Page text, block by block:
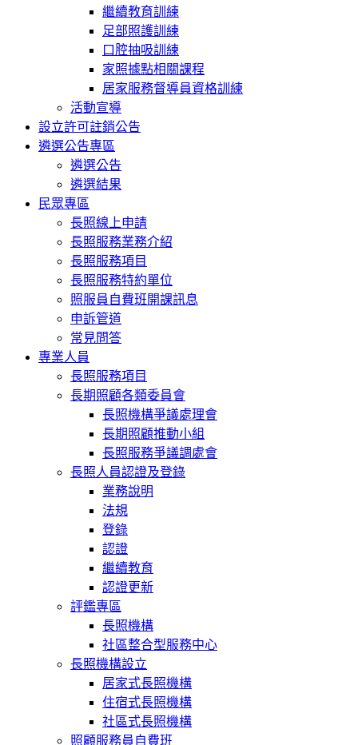
繼續教育訓練
足部照護訓練
口腔抽吸訓練
家照據點相關課程
居家服務督導員資格訓練
活動宣導
設立許可註銷公告
遴選公告專區
遴選公告
遴選結果
民眾專區
長照線上申請
長照服務業務介紹
長照服務項目
長照服務特約單位
照服員自費班開課訊息
申訴管道
常見問答
專業人員
長照服務項目
長期照顧各類委員會
長照機構爭議處理會
長期照顧推動小組
長照服務爭議調處會
長照人員認證及登錄
業務說明
法規
登錄
認證
繼續教育
認證更新
評鑑專區
長照機構
社區整合型服務中心
長照機構設立
居家式長照機構
住宿式長照機構
社區式長照機構
照顧服務員自費班